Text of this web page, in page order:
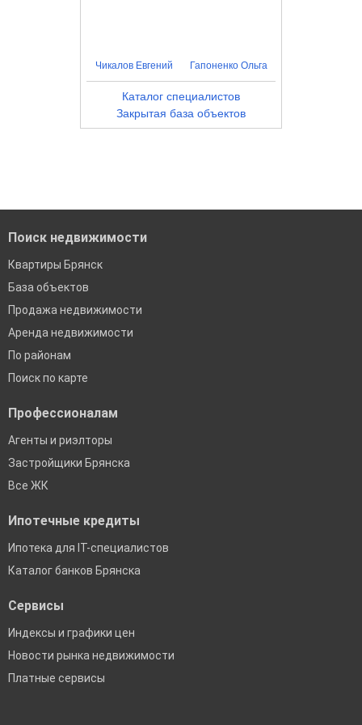
Чикалов Евгений Гапоненко Ольга
Каталог специалистов
Закрытая база объектов
Поиск недвижимости
Квартиры Брянск
База объектов
Продажа недвижимости
Аренда недвижимости
По районам
Поиск по карте
Профессионалам
Агенты и риэлторы
Застройщики Брянска
Все ЖК
Ипотечные кредиты
Ипотека для IT-специалистов
Каталог банков Брянска
Сервисы
Индексы и графики цен
Новости рынка недвижимости
Платные сервисы